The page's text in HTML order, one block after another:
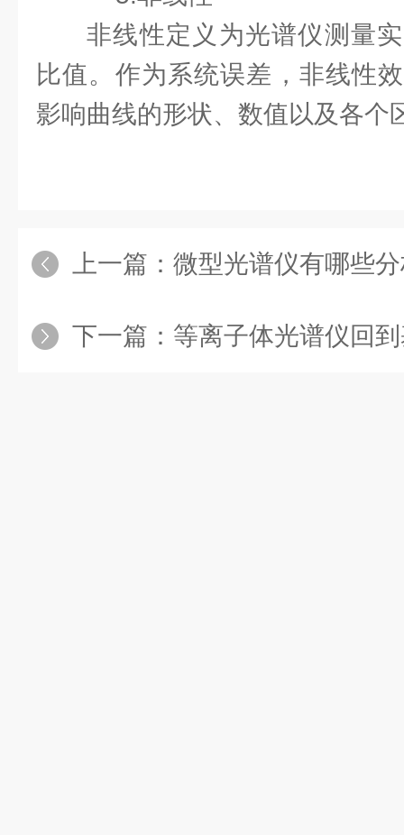
非线性定义为光谱仪测量
比值。作为系统误差，非线性
影响曲线的形状、数值以及各个
上一篇： 微型光谱仪有哪些
下一篇： 等离子体光谱仪回到基